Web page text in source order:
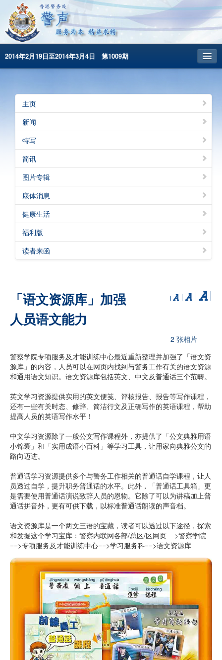
2014年2月19日至2014年3月4日 第1009期
昔日警声
警务处主页
繁體版
English
主页
新闻
特写
简讯
图片专辑
康体消息
健康生活
福利版
读者来函
「语文资源库」加强
人员语文能力
2 张相片
警察学院专项服务及才能训练中心最近重新整理并加强了「语文资
源库」的内容，人员可以在网页内找到与警务工作有关的语文资源
和通用语文知识。语文资源库包括英文、中文及普通话三个范畴。
英文学习资源提供实用的英文便笺、评核报告、报告等写作课程，
还有一些有关时态、修辞、简洁行文及正确写作的英语课程，帮助
提高人员的英语写作水平！
中文学习资源除了一般公文写作课程外，亦提供了「公文典雅用语
小锦囊」和「实用成语小百科」等学习工具，让用家向典雅公文的
路向迈进。
普通话学习资源提供多个与警务工作相关的普通话自学课程，让人
员透过自学，提升职务普通话的水平。此外，「普通话工具箱」更
是需要使用普通话演说致辞人员的恩物。它除了可以为讲稿加上普
通话拼音外，更有可供下载，以标准普通话朗读的声音档。
语文资源库是一个两文三语的宝藏，读者可以透过以下途径，探索
和发掘这个学习宝库：警察内联网各部/总区/区网页==>警察学院
==>专项服务及才能训练中心==>学习服务科==>语文资源库